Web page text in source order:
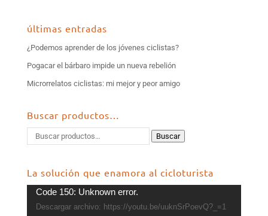
últimas entradas
¿Podemos aprender de los jóvenes ciclistas?
Pogacar el bárbaro impide un nueva rebelión
Microrrelatos ciclistas: mi mejor y peor amigo
Buscar productos…
Buscar
La solución que enamora al cicloturista
Reproductor
Code 150: Unknown error.
Descargar archivo: https://youtu.be/uuknSrPoevQ?_=1